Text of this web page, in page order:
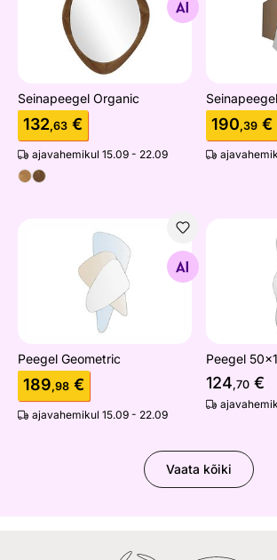
Otsi sarnaseid
Seinapeegel Organic
132,63 €
ajavahemikul 15.09 - 22.09
190,39 €
Peegel Geometric
Otsi sarnaseid
Peegel Geometric
189,98 €
ajavahemikul 15.09 - 22.09
Peegel
Peegel
124,70 €
Vaata kõiki